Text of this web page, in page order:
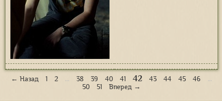
← Назад 1 2 … 38 39 40 41 42 43 44 45 46
…
50
51 Вперед →